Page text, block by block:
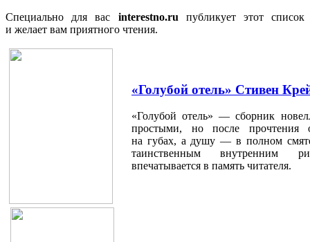
Специально для вас interestno.ru публикует этот список
и желает вам приятного чтения.
«Голубой отель» Стивен
«Голубой отель» — сборник
простыми, но после прочтения
на губах, а душу — в полном
таинственным внутренним
впечатывается в память читателя.